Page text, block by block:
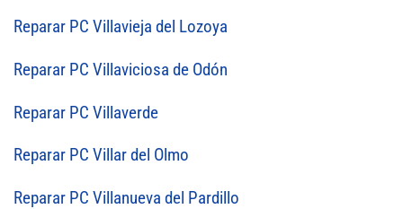
Reparar PC Villavieja del Lozoya
Reparar PC Villaviciosa de Odón
Reparar PC Villaverde
Reparar PC Villar del Olmo
Reparar PC Villanueva del Pardillo